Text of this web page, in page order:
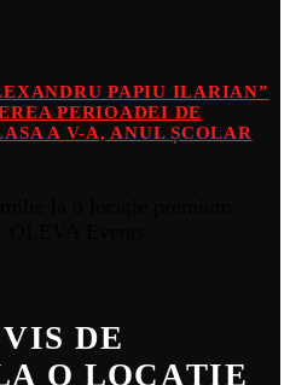
PAPIU ILARIAN”
PERIOADEI DE
A V-A, ANUL ȘCOLAR
DE
O LOCAȚIE